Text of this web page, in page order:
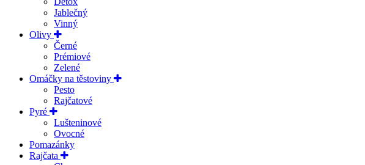
Jablečný
Vinný
Olivy
Černé
Prémiové
Zelené
Omáčky na těstoviny
Pesto
Rajčatové
Pyré
Lušteninové
Ovocné
Pomazánky
Rajčata